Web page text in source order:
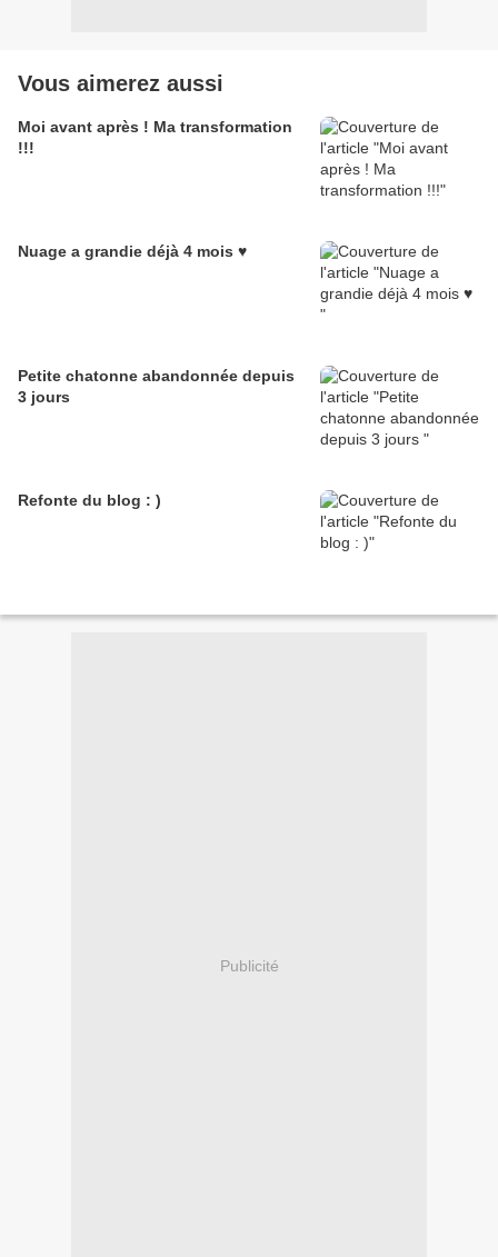
Vous aimerez aussi
Moi avant après ! Ma transformation
!!!
Nuage a grandie déjà 4 mois ♥
Petite chatonne abandonnée depuis
3 jours
Refonte du blog : )
Publicité